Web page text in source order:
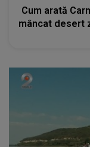
Cum arată
mâncat desert